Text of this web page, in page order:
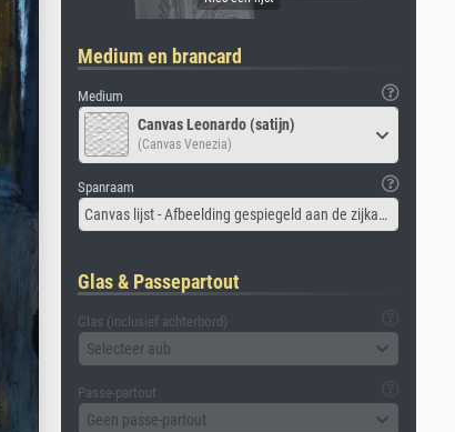
Medium en brancard
Medium
Canvas Leonardo (satijn)
(Canvas Venezia)
Spanraam
Canvas lijst - Afbeelding gespiegeld aan de zijkant
Glas & Passepartout
Glas (inclusief achterbord)
Selecteer aub
Passe-partout
Geen passe-partout